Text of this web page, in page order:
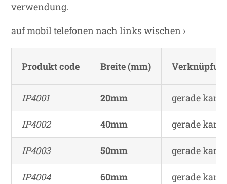
verwendung.
auf mobil telefonen nach links wischen ›
Produkt code Breite (mm)
IP4001 20mm gerade kante
IP4002 40mm gerade
IP4003 50mm gerade
IP4004 60mm gerade